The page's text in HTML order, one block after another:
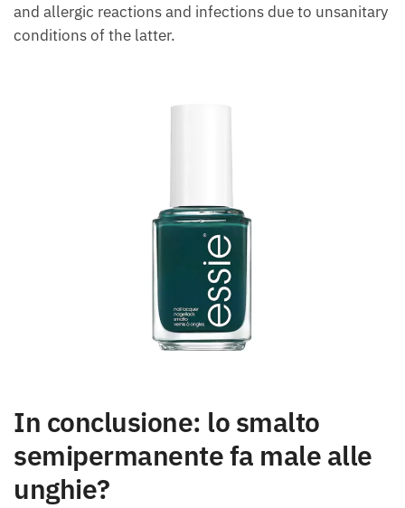
and allergic reactions and infections due to unsanitary
conditions of the latter.
In conclusione: lo smalto
semipermanente fa male alle
unghie?